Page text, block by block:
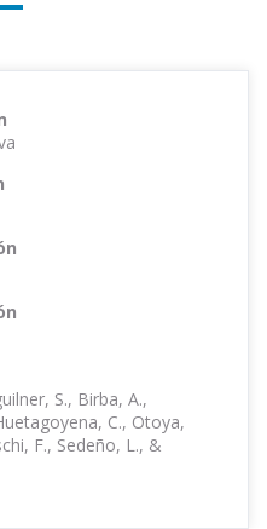
S., Birba, A.,
C., Otoya,
F., Sedeño, L., &